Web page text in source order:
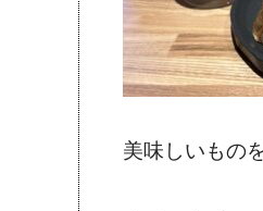
美味しいもの